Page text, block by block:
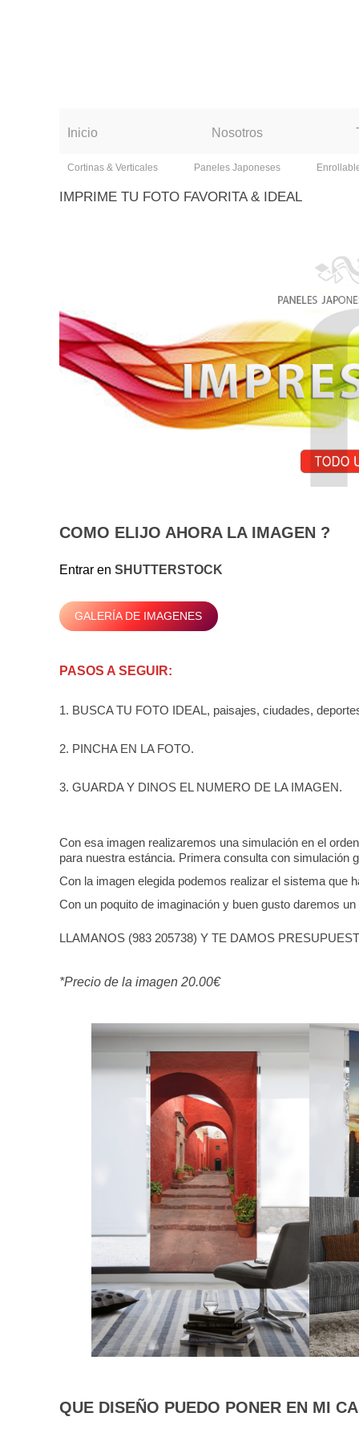
Inicio Nosotros
Cortinas & Verticales Paneles Japoneses
IMPRIME TU FOTO FAVORITA & IDEAL
COMO ELIJO AHORA LA IMAGEN ?
Entrar en SHUTTERSTOCK
GALERÍA DE IMAGENES
PASOS A SEGUIR:
1. BUSCA TU FOTO IDEAL, paisajes, ciudades,
2. PINCHA EN LA FOTO.
3. GUARDA Y DINOS EL NUMERO DE LA IMAGEN.
Con esa imagen realizaremos una simulación en el
para nuestra estáncia. Primera consulta con simulación
Con la imagen elegida podemos realizar el sistema que
Con un poquito de imaginación y buen gusto daremos
LLAMANOS (983 205738) Y TE DAMOS
*Precio de la imagen 20.00€
QUE DISEÑO PUEDO PONER EN MI